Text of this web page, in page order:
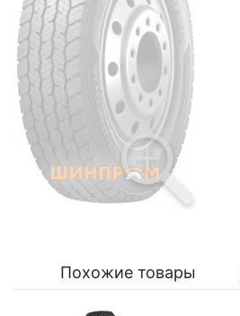
Похожие товары